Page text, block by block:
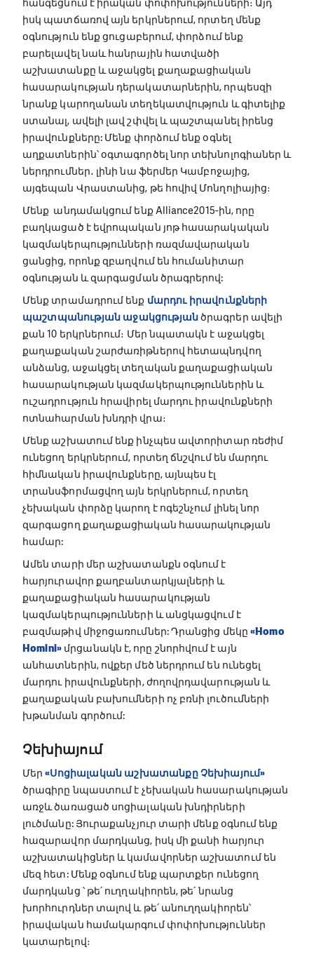
հանգեցնում է իրական փոփոխությունների։ Այդ
իսկ պատճառով այն երկրներում, որտեղ մենք
օգնություն ենք ցուցաբերում, փորձում ենք
բարելավել նաև հանրային հատվածի
աշխատանքը և աջակցել քաղաքացիական
հասարակության դերակատարներին, որպեսզի
նրանք կարողանան տեղեկատվություն և գիտելիք
ստանալ, ավելի լավ շփվել և պաշտպանել իրենց
իրավունքները: Մենք փորձում ենք օգնել
աղքատներին՝ օգտագործել նոր տեխնոլոգիաներ և
ներդրումներ․ լինի նա ֆերմեր Կամբոջայից,
այգեպան Վրաստանից, թե հովիվ Մոնղոլիայից։
Մենք անդամակցում ենք Alliance2015-ին, որը
բաղկացած է եվրոպական յոթ հասարակական
կազմակերպությունների ռազմավարական
ցանցից, որոնք զբաղվում են հումանիտար
օգնության և զարգացման ծրագրերով:
Մենք տրամադրում ենք մարդու իրավունքների
պաշտպանության աջակցությանծրագրեր ավելի
քան 10 երկրներում։ Մեր նպատակն է աջակցել
քաղաքական շարժառիթներով հետապնդվող
անձանց, աջակցել տեղական քաղաքացիական
հասարակության կազմակերպություններին և
ուշադրություն հրավիրել մարդու իրավունքների
ոտնահարման խնդրի վրա։
Մենք աշխատում ենք ինչպես ավտորիտար ռեժիմ
ունեցող երկրներում, որտեղ ճնշվում են մարդու
հիմնական իրավունքները, այնպես էլ
տրանսֆորմացվող այն երկրներում, որտեղ
չեխական փորձը կարող է ոգեշնչում լինել նոր
զարգացող քաղաքացիական հասարակության
համար:
Ամեն տարի մեր աշխատանքն օգնում է
հարյուրավոր քաղբանտարկյալների և
քաղաքացիական հասարակության
կազմակերպությունների և անցկացվում է
բազմաթիվ միջոցառումներ: Դրանցից մեկը «Homo
Homini» մրցանակն է, որը շնորհվում է այն
անհատներին, ովքեր մեծ ներդրում են ունեցել
մարդու իրավունքների, ժողովրդավարության և
քաղաքական բախումների ոչ բռնի լուծումների
խթանման գործում:
Չեխիայում
Մեր«Սոցիալական աշխատանքը Չեխիայում»
ծրագիրը նպաստում է չեխական հասարակության
առջև ծառացած սոցիալական խնդիրների
լուծմանը: Յուրաքանչյուր տարի մենք օգնում ենք
հազարավոր մարդկանց, իսկ մի քանի հարյուր
աշխատակիցներ և կամավորներ աշխատում են
մեզ հետ: Մենք օգնում ենք պարտքեր ունեցող
մարդկանց ՝ թե՛ ուղղակիորեն, թե՛ նրանց
խորհուրդներ տալով և թե՛ անուղղակիորեն՝
իրավական համակարգում փոփոխություններ
կատարելով։